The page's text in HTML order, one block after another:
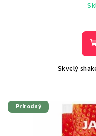
Skvelý
Prírodný